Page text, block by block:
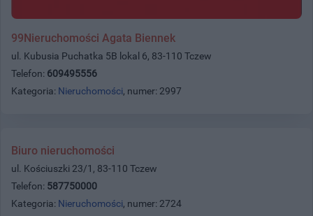
99Nieruchomości Agata Biennek
ul. Kubusia Puchatka 5B lokal 6, 83-110 Tczew
Telefon: 609495556
Kategoria: Nieruchomości, numer: 2997
Biuro nieruchomości
ul. Kościuszki 23/1, 83-110 Tczew
Telefon: 587750000
Kategoria: Nieruchomości, numer: 2724